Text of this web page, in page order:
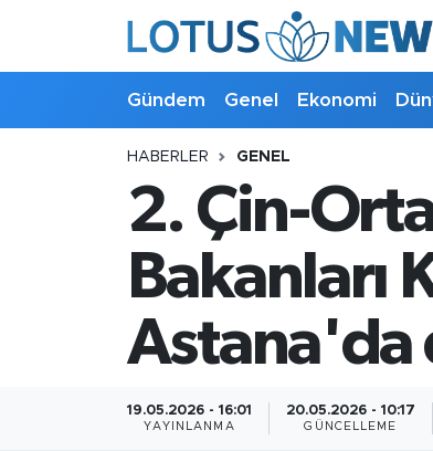
Gündem Genel Ekonomi
HABERLER GENEL
2. Çin-
Bakanları
Astana'da
19.05.2026 - 16:01
YAYINLANMA
20.05.2026 - 10:17
GÜNCELLEME
Politika
Yaşam
Bilim ve Teknoloji